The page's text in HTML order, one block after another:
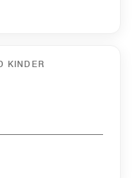
KINDER